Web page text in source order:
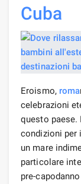
Cuba
Eroismo, roma
celebrazioni
questo paese.
condizioni per
un mare
particolare
pre-